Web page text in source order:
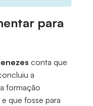
para
conta que
a
formação
que fosse para